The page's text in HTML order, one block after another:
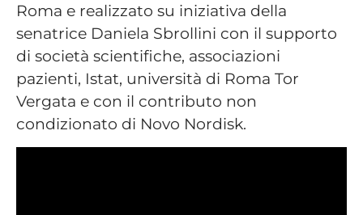
Roma e realizzato su iniziativa della
senatrice Daniela Sbrollini con il supporto
di società scientifiche, associazioni
pazienti, Istat, università di Roma Tor
Vergata e con il contributo non
condizionato di Novo Nordisk.